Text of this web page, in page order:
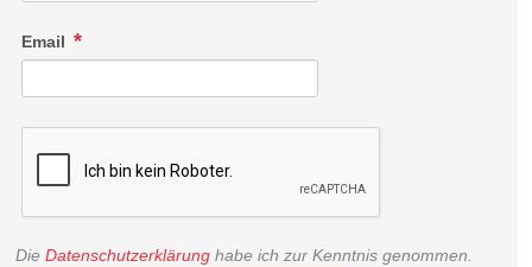
Email
Die Datenschutzerklärung habe ich zur Kenntnis genommen.